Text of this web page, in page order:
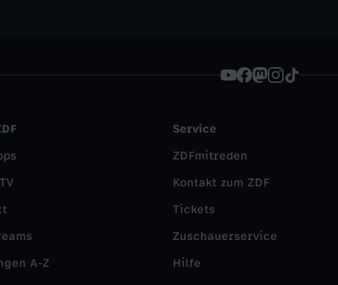
A-Z
Service
ZDFmitreden
Kontakt zum ZDF
Tickets
Zuschauerservice
Hilfe